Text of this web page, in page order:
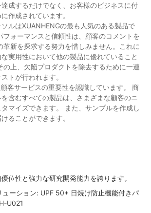
成するだけでなく、お客様のビジネスに付
作成されています。
ルはXUANHENGの最も人気のある製品で
フォーマンスと信頼性は、顧客のコメントを
革新を探求する努力を惜しみません。これに
実用性において他の製品に優れていること
の上、欠陥プロダクトを除去するために一連
トが行われます。
客サービスの重要性を認識しています。 商
含むすべての製品は、さまざまな顧客のニ
マイズできます。 また、サンプルを作成し
ることができます。
位性と強力な研究開発能力を誇ります。